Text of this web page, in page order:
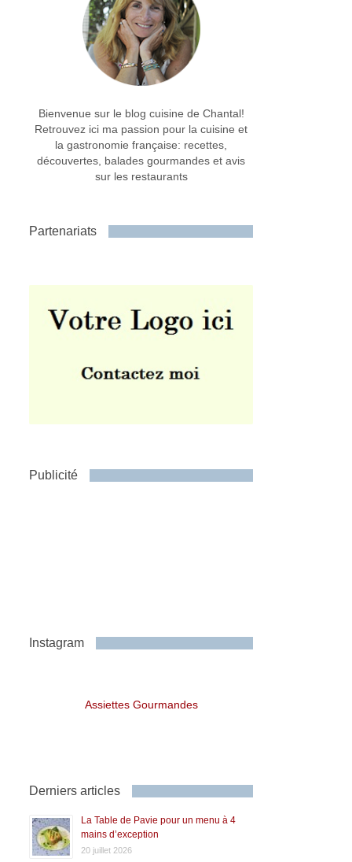
Bienvenue sur le blog cuisine de Chantal!
Retrouvez ici ma passion pour la cuisine et
la gastronomie française: recettes,
découvertes, balades gourmandes et avis
sur les restaurants
Partenariats
Publicité
Instagram
Assiettes Gourmandes
Derniers articles
La Table de Pavie pour un menu à 4
mains d’exception
20 juillet 2026